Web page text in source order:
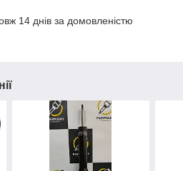
14 днів за домовленістю